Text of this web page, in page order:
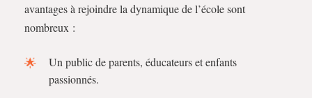
avantages à rejoindre la dynamique de l’école sont
nombreux :
Un public de parents, éducateurs et enfants
passionnés.